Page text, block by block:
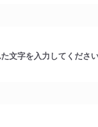
文字を入力してください